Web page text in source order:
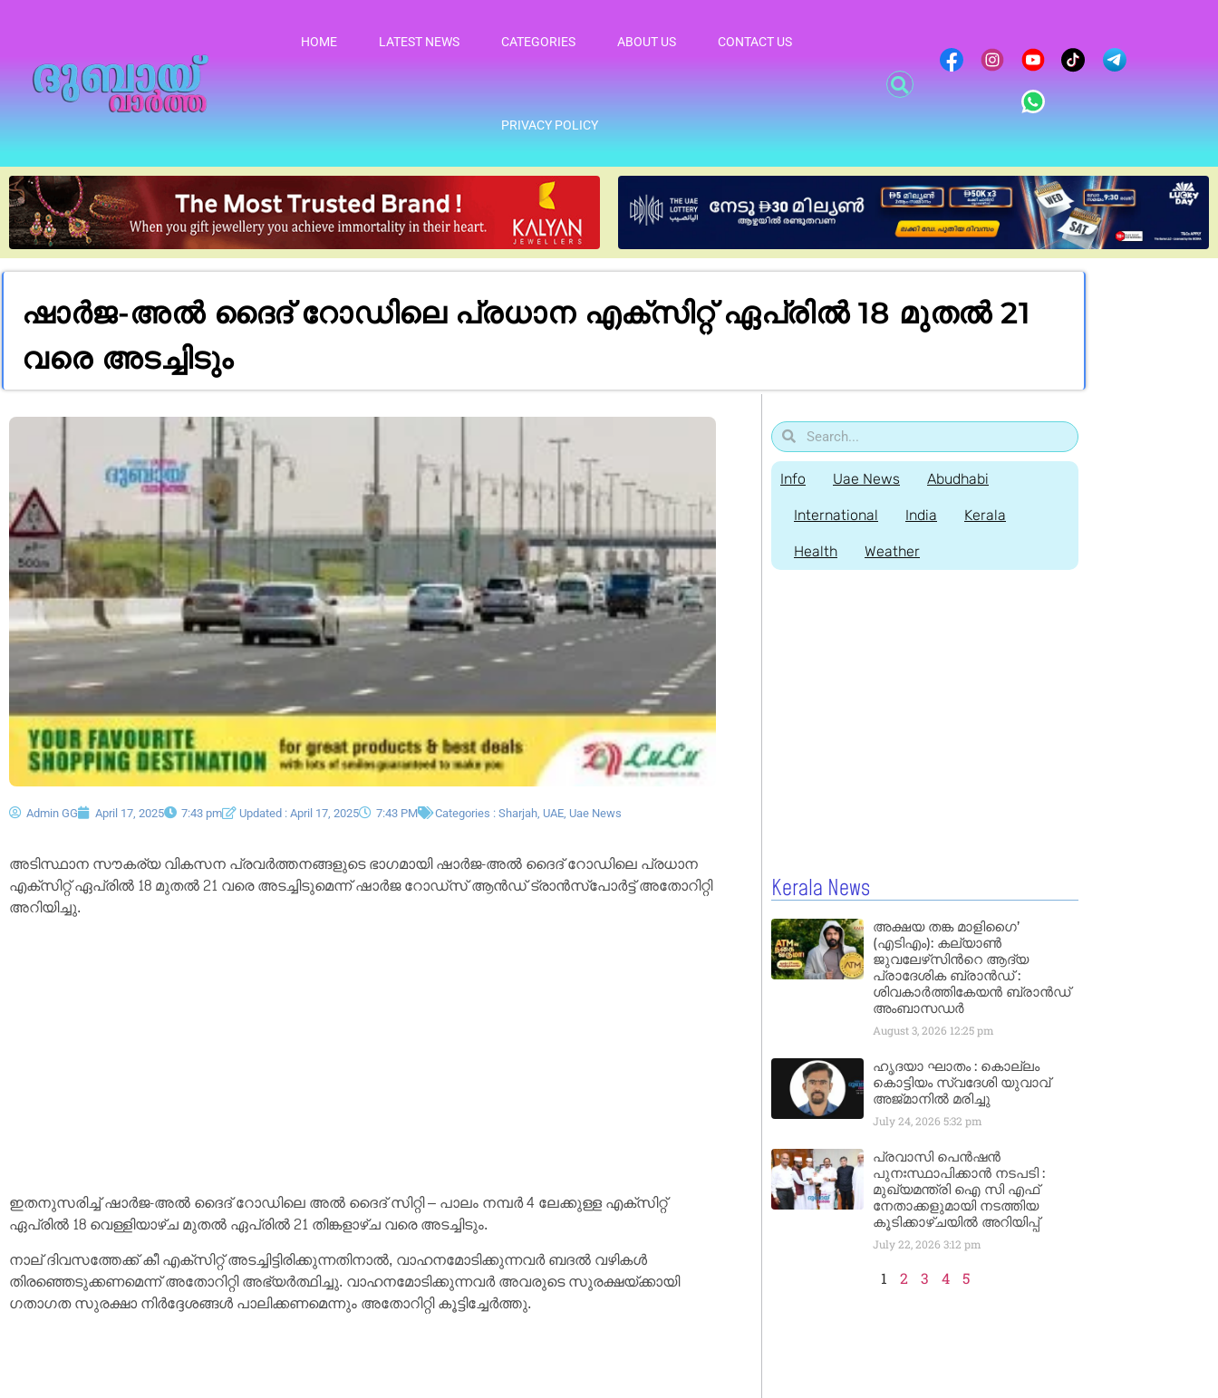
HOME LATEST NEWS CATEGORIES ABOUT US CONTACT US
PRIVACY POLICY
ഷാർജ-അൽ ദൈദ് റോഡിലെ പ്രധാന എക്സിറ്റ് ഏപ്രിൽ 18 മുതൽ 21
വരെ അടച്ചിടും
Admin GG April 17, 2025 7:43 pm Updated : April 17, 2025 7:43 PM Categories : Sharjah UAE Uae News
അടിസ്ഥാന സൗകര്യ വികസന പ്രവർത്തനങ്ങളുടെ ഭാഗമായി ഷാർജ-അൽ ദൈദ് റോഡിലെ പ്രധാന
എക്സിറ്റ് ഏപ്രിൽ 18 മുതൽ 21 വരെ അടച്ചിടുമെന്ന് ഷാർജ റോഡ്സ് ആൻഡ് ട്രാൻസ്പോർട്ട് അതോറിറ്റി
അറിയിച്ചു.
ഇതനുസരിച്ച് ഷാർജ-അൽ ദൈദ് റോഡിലെ അൽ ദൈദ് സിറ്റി – പാലം നമ്പർ 4 ലേക്കുള്ള എക്സിറ്റ്
ഏപ്രിൽ 18 വെള്ളിയാഴ്ച മുതൽ ഏപ്രിൽ 21 തിങ്കളാഴ്ച വരെ അടച്ചിടും.
നാല് ദിവസത്തേക്ക് കീ എക്സിറ്റ് അടച്ചിട്ടിരിക്കുന്നതിനാൽ, വാഹനമോടിക്കുന്നവർ ബദൽ വഴികൾ
തിരഞ്ഞെടുക്കണമെന്ന് അതോറിറ്റി അഭ്യർത്ഥിച്ചു. വാഹനമോടിക്കുന്നവർ അവരുടെ സുരക്ഷയ്ക്കായി
ഗതാഗത സുരക്ഷാ നിർദ്ദേശങ്ങൾ പാലിക്കണമെന്നും അതോറിറ്റി കൂട്ടിച്ചേർത്തു.
Info Uae News Abudhabi
International India Kerala
Health Weather
Kerala News
അക്ഷയ തങ്ക മാളിഗൈ’
(എടിഎം): കല്യാണ്‍
ജുവലേഴ്‌സിന്‍റെ ആദ്യ
പ്രാദേശിക ബ്രാന്‍ഡ് :
ശിവകാര്‍ത്തികേയന്‍ ബ്രാന്‍ഡ്
അംബാസഡര്‍
August 3, 2026 12:25 pm
ഹൃദയാ ഘാതം : കൊല്ലം
കൊട്ടിയം സ്വദേശി യുവാവ്
അജ്മാനിൽ മരിച്ചു
July 24, 2026 5:32 pm
പ്രവാസി പെൻഷൻ
പുനഃസ്ഥാപിക്കാൻ നടപടി :
മുഖ്യമന്ത്രി ഐ സി എഫ്
നേതാക്കളുമായി നടത്തിയ
കൂടിക്കാഴ്ചയിൽ അറിയിപ്പ്
July 22, 2026 3:12 pm
1 2 3 4 5